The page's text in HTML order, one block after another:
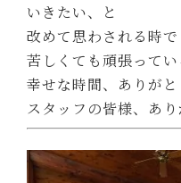
いきたい、と
改めて思わされる時で
苦しくても頑張って
幸せな時間、ありがと
スタッフの皆様、あり